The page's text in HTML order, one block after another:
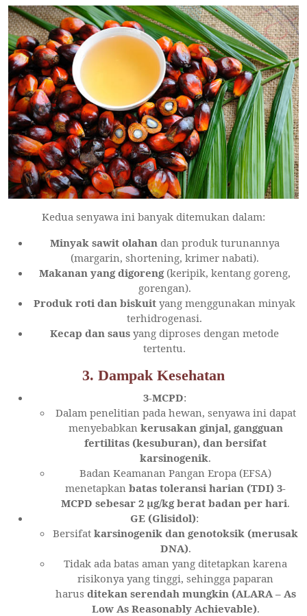
Kedua senyawa ini banyak ditemukan dalam:
Minyak sawit olahan dan produk turunannya
(margarin, shortening, krimer nabati).
Makanan yang digoreng(keripik, kentang goreng,
gorengan).
Produk roti dan biskuit yang menggunakan minyak
terhidrogenasi.
Kecap dan saus yang diproses dengan metode
tertentu.
3. Dampak Kesehatan
3-MCPD:
Dalam penelitian pada hewan, senyawa ini dapat
menyebabkan kerusakan ginjal, gangguan
fertilitas (kesuburan), dan bersifat
karsinogenik.
Badan Keamanan Pangan Eropa (EFSA)
menetapkan batas toleransi harian (TDI) 3-
MCPD sebesar 2 μg/kg berat badan per hari.
GE (Glisidol):
Bersifat karsinogenik dan genotoksik (merusak
DNA).
Tidak ada batas aman yang ditetapkan karena
risikonya yang tinggi, sehingga paparan
harus ditekan serendah mungkin (ALARA – As
Low As Reasonably Achievable).